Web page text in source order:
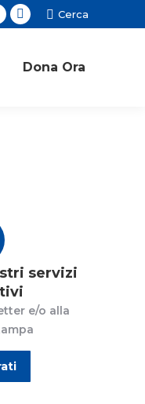
opens
YouTube
opens
Cerca:
Cerca
Dona Ora
servizi
e/o alla